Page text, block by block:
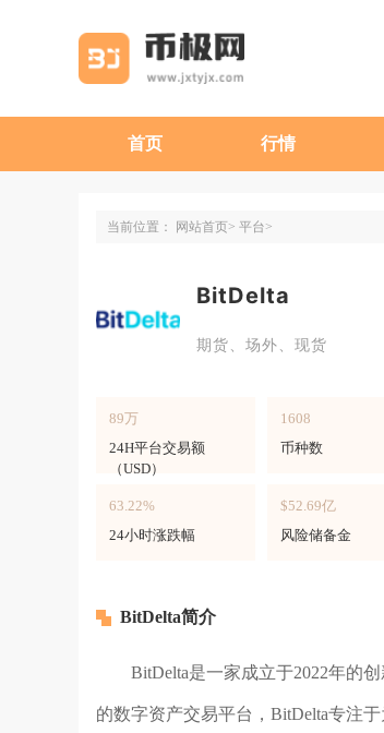
首页 行情
当前位置： 网站首页 平台
BitDelta
期货、场外、现货
89万
24H平台交易额
（USD）
1608
币种数
63.22%
24小时涨跌幅
$52.69亿
风险储备金
BitDelta简介
BitDelta是一家成立于2022年的
的数字资产交易平台，BitDelta专注